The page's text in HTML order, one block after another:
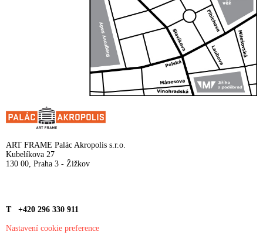
ART FRAME Palác Akropolis s.r.o.
Kubelíkova 27
130 00, Praha 3 - Žižkov
T +420 296 330 911
Nastavení cookie preference